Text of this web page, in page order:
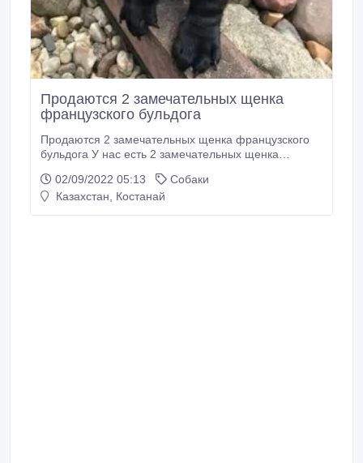
Продаются 2 замечательных щенка
французского бульдога
Продаются 2 замечательных щенка французского
бульдога У нас есть 2 замечательных щенка
девочка. Они зарегистрированы. Наша семья
обожает эту породу. Проблем со здоровьем нет, все
02/09/2022 05:13
Собаки
Казахстан, Костанай